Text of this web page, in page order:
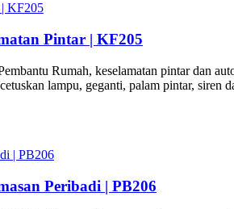
Pintar | KF205
Rumah, keselamatan pintar dan
lampu, geganti, palam pintar, siren
Peribadi | PB206